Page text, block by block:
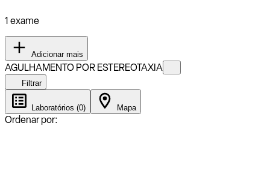
1 exame
Adicionar mais
AGULHAMENTO POR ESTEREOTAXIA
Filtrar
Laboratórios (0) Mapa
Ordenar por: